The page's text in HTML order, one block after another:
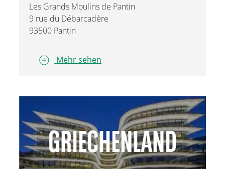
Les Grands Moulins de Pantin
9 rue du Débarcadère
93500 Pantin
Mehr sehen
GRIECHENLAND